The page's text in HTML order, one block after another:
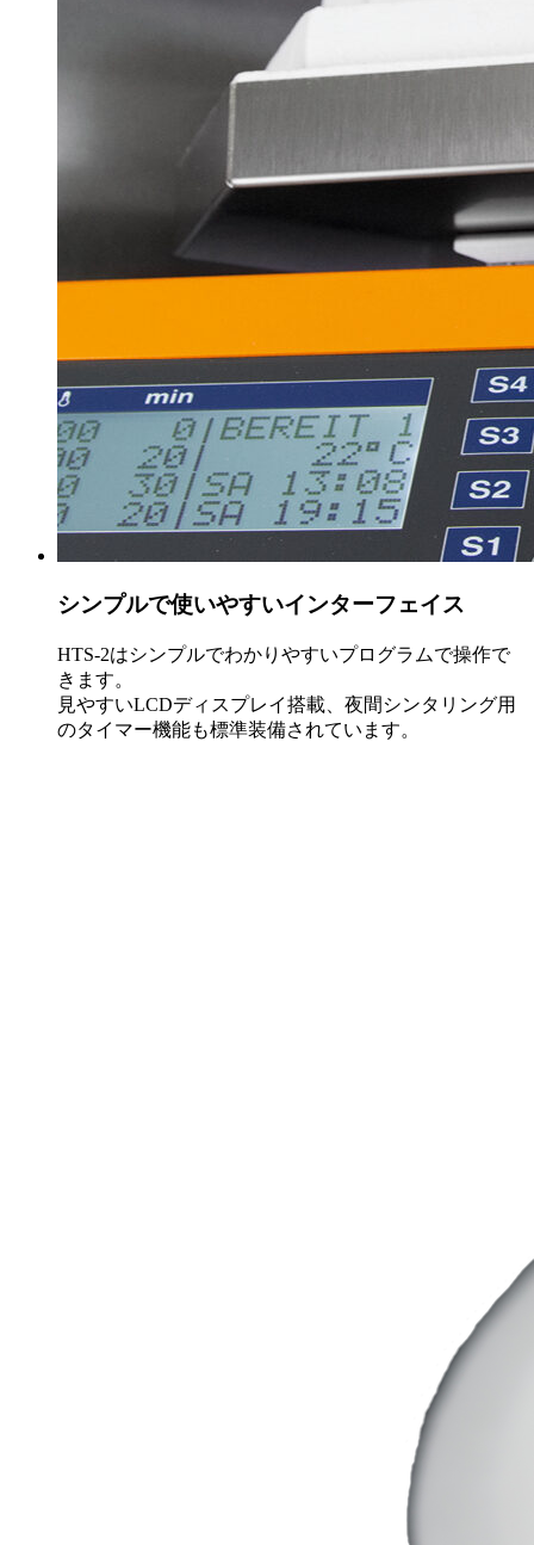
シンプルで使いやすいインターフェイス
HTS-2はシンプルでわかりやすいプログラムで操作で
きます。
見やすいLCDディスプレイ搭載、夜間シンタリング用
のタイマー機能も標準装備されています。